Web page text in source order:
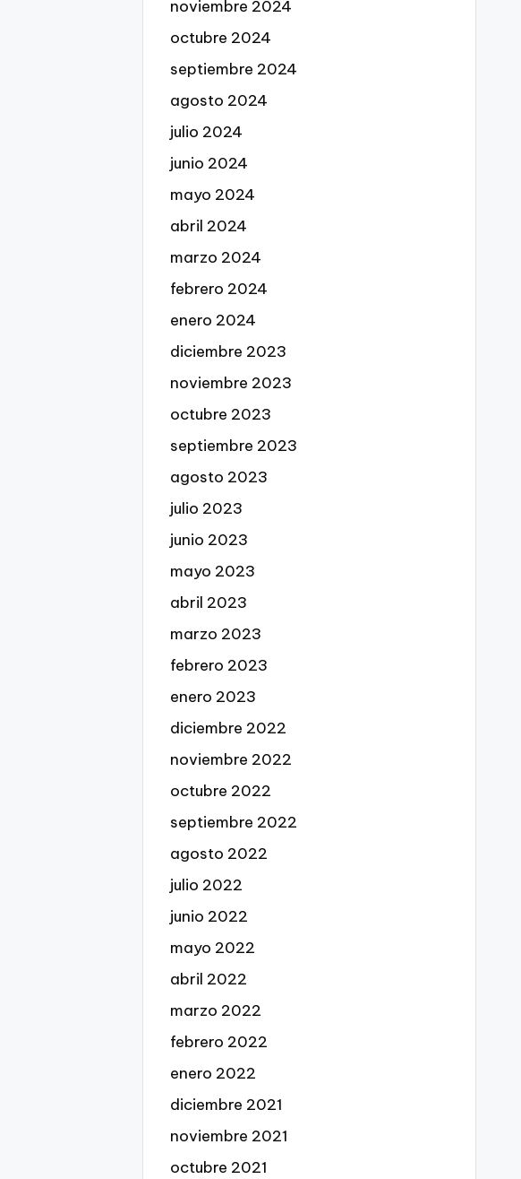
noviembre 2024
octubre 2024
septiembre 2024
agosto 2024
julio 2024
junio 2024
mayo 2024
abril 2024
marzo 2024
febrero 2024
enero 2024
diciembre 2023
noviembre 2023
octubre 2023
septiembre 2023
agosto 2023
julio 2023
junio 2023
mayo 2023
abril 2023
marzo 2023
febrero 2023
enero 2023
diciembre 2022
noviembre 2022
octubre 2022
septiembre 2022
agosto 2022
julio 2022
junio 2022
mayo 2022
abril 2022
marzo 2022
febrero 2022
enero 2022
diciembre 2021
noviembre 2021
octubre 2021